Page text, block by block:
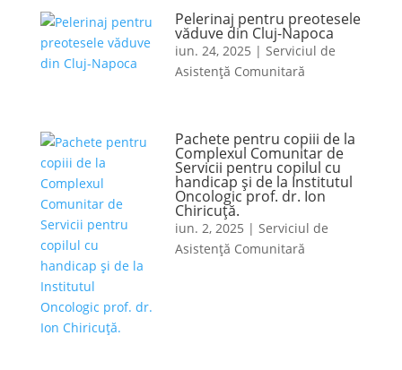
Pelerinaj pentru preotesele
văduve din Cluj-Napoca
iun. 24, 2025 | Serviciul de
Asistență Comunitară
Pachete pentru copiii de la
Complexul Comunitar de
Servicii pentru copilul cu
handicap și de la Institutul
Oncologic prof. dr. Ion
Chiricuță.
iun. 2, 2025 | Serviciul de
Asistență Comunitară